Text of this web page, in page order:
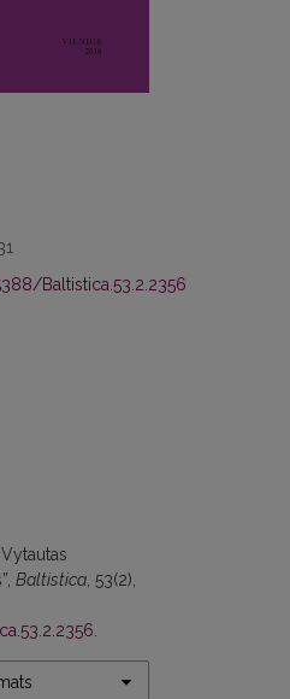
Baltistica.53.2.2356
Baltistica , 53(2),